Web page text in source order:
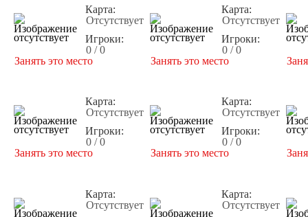
Карта:
Отсутствует
Игроки:
0 / 0
Занять это место
Карта:
Отсутствует
Игроки:
0 / 0
Занять это место
Карта:
Отсутствует
Игроки:
0 / 0
Занять это место
Карта:
Отсутствует
Игроки:
0 / 0
Занять это место
Карта:
Отсутствует
Карта:
Отсутствует